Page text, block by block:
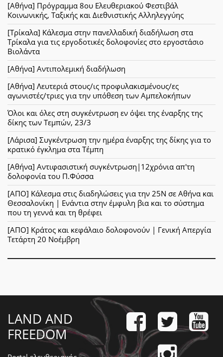
[Αθήνα] Πρόγραμμα 8ου Ελευθεριακού Φεστιβάλ
Κοινωνικής, Ταξικής και Διεθνιστικής Αλληλεγγύης
[Τρίκαλα] Κάλεσμα στην πανελλαδική διαδήλωση στα
Τρίκαλα για τις εργοδοτικές δολοφονίες στο εργοστάσιο
Βιολάντα
[Αθήνα] Αντιπολεμική διαδήλωση
[Αθήνα] Λευτεριά στους/ις προφυλακισμένους/ες
αγωνιστές/τριες για την υπόθεση των Αμπελοκήπων
Όλοι και όλες στη συγκέντρωση εν όψει της έναρξης της
δίκης των Τεμπών, 23/3
[Λάρισα] Συγκέντρωση την ημέρα έναρξης της δίκης για το
κρατικό έγκλημα στα Τέμπη
[Αθήνα] Αντιφασιστική συγκέντρωση|12χρόνια απ'τη
δολοφονία του Π.Φύσσα
[ΑΠΟ] Κάλεσμα στις διαδηλώσεις για την 25Ν σε Αθήνα και
Θεσσαλονίκη | Ενάντια στην έμφυλη βια και το σύστημα
που τη γεννά και τη θρέφει
[ΑΠΟ] Κράτος και κεφάλαιο δολοφονούν | Γενική Απεργία
Τετάρτη 20 Νοέμβρη
LAND AND
FREEDOM